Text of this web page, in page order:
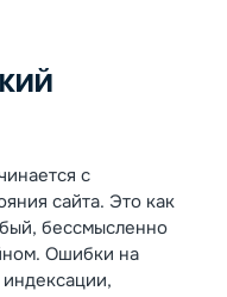
с
сайта. Это как
бессмысленно
Ошибки на